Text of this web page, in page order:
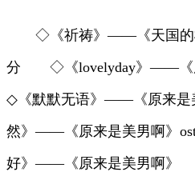
◇《祈祷》——《天国的
分 ◇《lovelyday》——《
◇《默默无语》——《原来
然》——《原来是美男啊》
好》——《原来是美男啊